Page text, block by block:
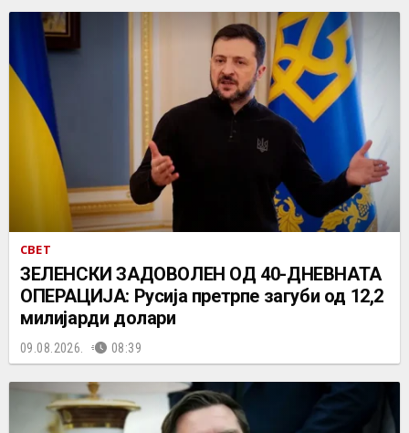
СВЕТ
ЗЕЛЕНСКИ ЗАДОВОЛЕН ОД 40-ДНЕВНАТА
ОПЕРАЦИЈА: Русија претрпе загуби од 12,2
милијарди долари
09.08.2026. 08:39